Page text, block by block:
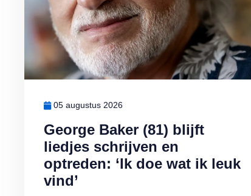
George Baker (81) blijft
liedjes schrijven en
optreden: ‘Ik doe wat ik leuk
vind’
05 augustus 2026